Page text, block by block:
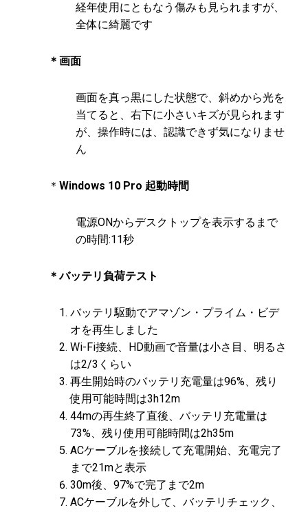
経年使用にともなう傷みも見られますが、
全体に綺麗です
＊画面
画面を真っ黒にした状態で、斜めから光を
当てると、右下に小さいキズが見られます
が、操作時には、認識できず気になりませ
ん
＊ Windows 10 Pro 起動時間
電源ONからデスクトップを表示するまで
の時間:11秒
＊バッテリ負荷テスト
バッテリ駆動でアマゾン・プライム・ビデ
オを再生しました
Wi-Fi接続、HD動画で音量は小さ目、明るさ
は2/3くらい
再生開始時のバッテリ充電量は96%、残り
使用可能時間は3h12m
44mの再生終了直後、バッテリ充電量は
73%、残り使用可能時間は2h35m
ACケーブルを接続して充電開始、充電完了
まで21mと表示
30m後、97%で完了まで2m
ACケーブルを外して、バッテリチェック、